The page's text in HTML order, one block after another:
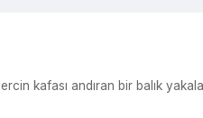
kafası andıran bir balık